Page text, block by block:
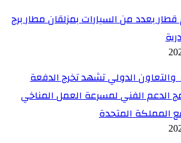
بعدد من السيارات بمزلقان مطار برج
والتعاون الدولي تشهد تخرج الدفعة
الدعم الفني لمسرعة العمل المناخي